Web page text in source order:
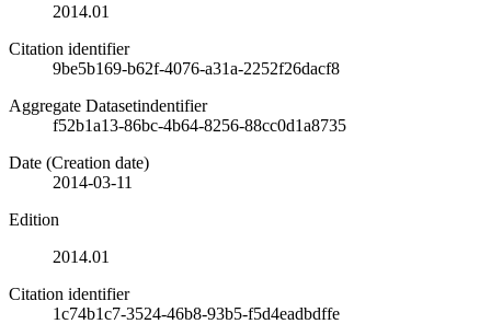
2014.01
Citation identifier
9be5b169-b62f-4076-a31a-2252f26dacf8
Aggregate Datasetindentifier
f52b1a13-86bc-4b64-8256-88cc0d1a8735
Date (Creation date)
2014-03-11
Edition
2014.01
Citation identifier
1c74b1c7-3524-46b8-93b5-f5d4eadbdffe